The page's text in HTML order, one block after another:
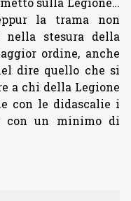
la trama non
nella stesura della
ordine, anche
dire quello che si
a chi della Legione
con le didascalie i
con un minimo di